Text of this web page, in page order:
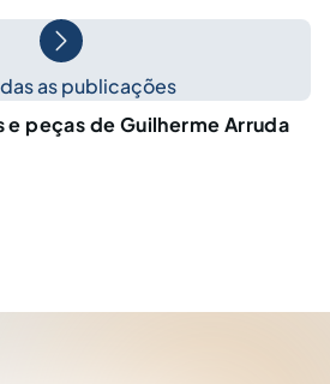
as publicações
peças de Guilherme Arruda